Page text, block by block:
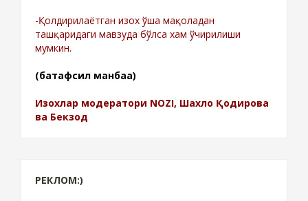
-Қолдирилаётган изох ўша мақоладан
ташқаридаги мавзуда бўлса хам ўчирилиши
мумкин.
(батафсил манбаа)
Изохлар модератори NOZI, Шахло Қодирова
ва Бекзод
РЕКЛОМ:)